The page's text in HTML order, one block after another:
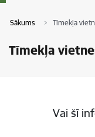
Sākums Tīmekļa
Tīmekļa
Vai šī